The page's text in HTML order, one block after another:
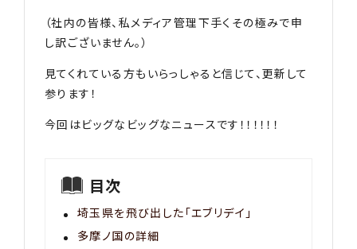
（社内の皆様、私メディア管理下手くその極みで申
し訳ございません。）
見てくれている方もいらっしゃると信じて、更新して
参ります！
今回はビッグなビッグなニュースです！！！！！！
目次
埼玉県を飛び出した「エブリデイ」
多摩ノ国の詳細